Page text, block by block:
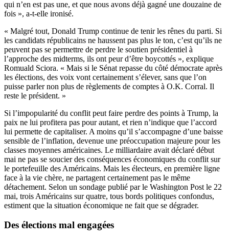
qui n’en est pas une, et que nous avons déjà gagné une douzaine de
fois », a-t-elle ironisé.
« Malgré tout, Donald Trump continue de tenir les rênes du parti. Si
les candidats républicains ne haussent pas plus le ton, c’est qu’ils ne
peuvent pas se permettre de perdre le soutien présidentiel à
l’approche des midterms, ils ont peur d’être boycottés », explique
Romuald Sciora. « Mais si le Sénat repasse du côté démocrate après
les élections, des voix vont certainement s’élever, sans que l’on
puisse parler non plus de règlements de comptes à O.K. Corral. Il
reste le président. »
Si l’impopularité du conflit peut faire perdre des points à Trump, la
paix ne lui profitera pas pour autant, et rien n’indique que l’accord
lui permette de capitaliser. A moins qu’il s’accompagne d’une baisse
sensible de l’inflation, devenue une préoccupation majeure pour les
classes moyennes américaines. Le milliardaire avait déclaré début
mai ne pas se soucier des conséquences économiques du conflit sur
le portefeuille des Américains. Mais les électeurs, en première ligne
face à la vie chère, ne partagent certainement pas le même
détachement. Selon un sondage publié par le Washington Post le 22
mai, trois Américains sur quatre, tous bords politiques confondus,
estiment que la situation économique ne fait que se dégrader.
Des élections mal engagées